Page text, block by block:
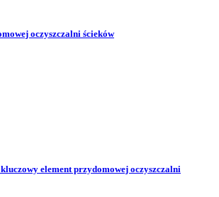
oczyszczalni ścieków
element przydomowej oczyszczalni